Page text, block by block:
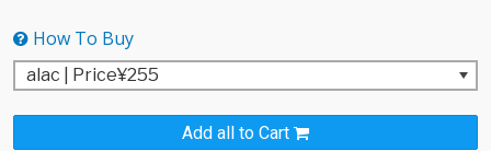
How To Buy
Add all to Cart